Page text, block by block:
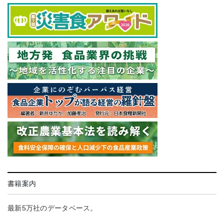
書籍案内
最新5万社のデータベース。